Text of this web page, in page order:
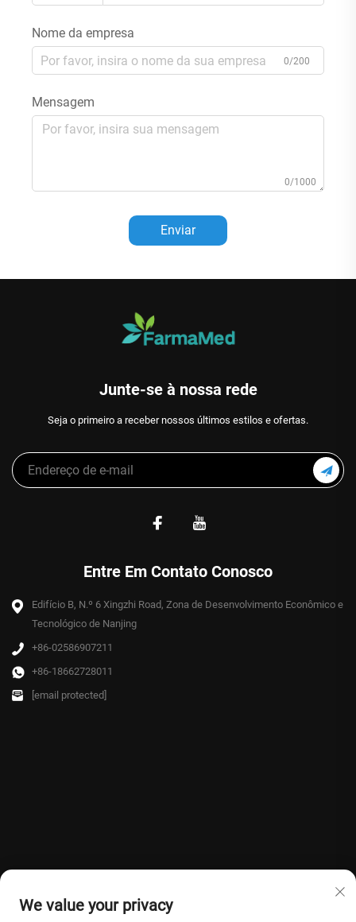
Nome da empresa
0/200
Mensagem
0/1000
Enviar
Junte-se à nossa rede
Seja o primeiro a receber nossos últimos estilos e ofertas.
Entre Em Contato Conosco
Edifício B, N.º 6 Xingzhi Road, Zona de Desenvolvimento Econômico e
Tecnológico de Nanjing
+86-02586907211
+86-18662728011
[email protected]
We value your privacy